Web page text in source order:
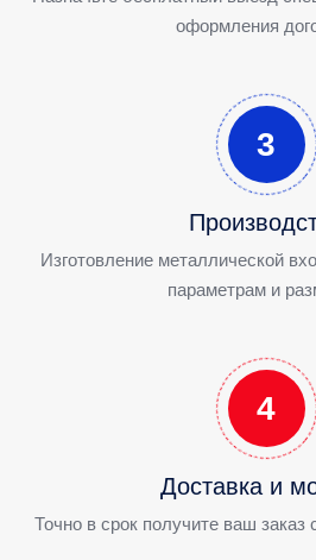
оформления
3
Изготовление металлической
параметрам и
4
Доставка и
Точно в срок получите ваш заказ